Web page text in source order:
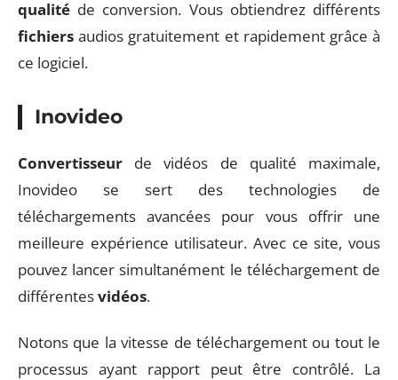
qualité de conversion. Vous obtiendrez différents
fichiers audios gratuitement et rapidement grâce à
ce logiciel.
Inovideo
Convertisseur de vidéos de qualité maximale,
Inovideo se sert des technologies de
téléchargements avancées pour vous offrir une
meilleure expérience utilisateur. Avec ce site, vous
pouvez lancer simultanément le téléchargement de
différentesvidéos.
Notons que la vitesse de téléchargement ou tout le
processus ayant rapport peut être contrôlé. La